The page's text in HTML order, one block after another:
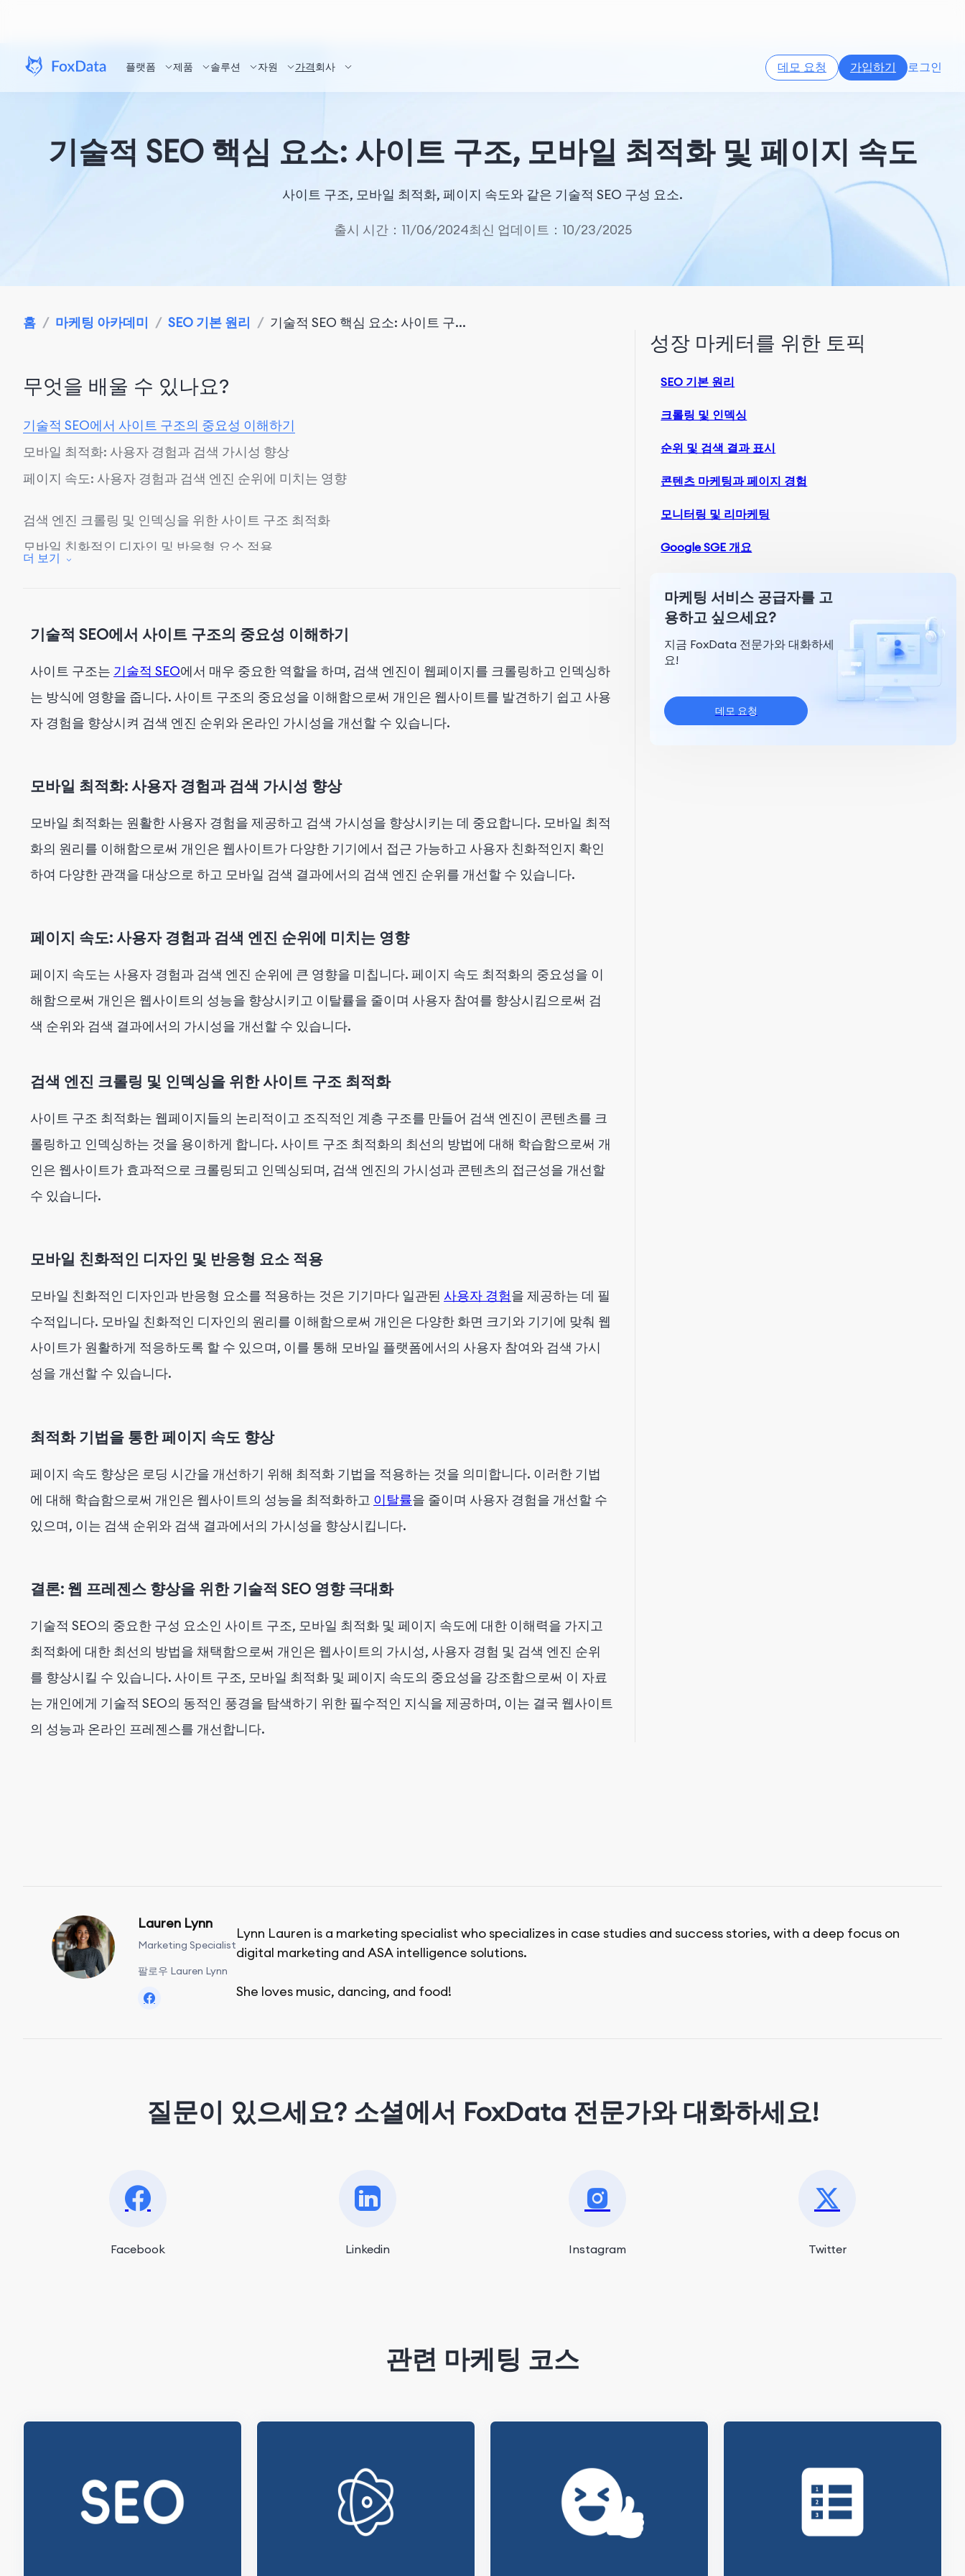
플랫폼 제품 솔루션 자원 가격회사 데모 요청 가입하기 로그인
기술적 SEO 핵심 요소: 사이트 구조, 모바일 최적화 및 페이지 속도
사이트 구조, 모바일 최적화, 페이지 속도와 같은 기술적 SEO 구성 요소.
출시 시간：11/06/2024최신 업데이트：10/23/2025
홈 / 마케팅 아카데미 / SEO 기본 원리 / 기술적 SEO 핵심 요소: 사이트 구...
무엇을 배울 수 있나요?
기술적 SEO에서 사이트 구조의 중요성 이해하기
모바일 최적화: 사용자 경험과 검색 가시성 향상
페이지 속도: 사용자 경험과 검색 엔진 순위에 미치는 영향
검색 엔진 크롤링 및 인덱싱을 위한 사이트 구조 최적화
모바일 친화적인 디자인 및 반응형 요소 적용
더 보기
기술적 SEO에서 사이트 구조의 중요성 이해하기
사이트 구조는 기술적 SEO에서 매우 중요한 역할을 하며, 검색 엔진이 웹페이지를 크롤링하고 인덱싱하
는 방식에 영향을 줍니다. 사이트 구조의 중요성을 이해함으로써 개인은 웹사이트를 발견하기 쉽고 사용
자 경험을 향상시켜 검색 엔진 순위와 온라인 가시성을 개선할 수 있습니다.
모바일 최적화: 사용자 경험과 검색 가시성 향상
모바일 최적화는 원활한 사용자 경험을 제공하고 검색 가시성을 향상시키는 데 중요합니다. 모바일 최적
화의 원리를 이해함으로써 개인은 웹사이트가 다양한 기기에서 접근 가능하고 사용자 친화적인지 확인
하여 다양한 관객을 대상으로 하고 모바일 검색 결과에서의 검색 엔진 순위를 개선할 수 있습니다.
페이지 속도: 사용자 경험과 검색 엔진 순위에 미치는 영향
페이지 속도는 사용자 경험과 검색 엔진 순위에 큰 영향을 미칩니다. 페이지 속도 최적화의 중요성을 이
해함으로써 개인은 웹사이트의 성능을 향상시키고 이탈률을 줄이며 사용자 참여를 향상시킴으로써 검
색 순위와 검색 결과에서의 가시성을 개선할 수 있습니다.
검색 엔진 크롤링 및 인덱싱을 위한 사이트 구조 최적화
사이트 구조 최적화는 웹페이지들의 논리적이고 조직적인 계층 구조를 만들어 검색 엔진이 콘텐츠를 크
롤링하고 인덱싱하는 것을 용이하게 합니다. 사이트 구조 최적화의 최선의 방법에 대해 학습함으로써 개
인은 웹사이트가 효과적으로 크롤링되고 인덱싱되며, 검색 엔진의 가시성과 콘텐츠의 접근성을 개선할
수 있습니다.
모바일 친화적인 디자인 및 반응형 요소 적용
모바일 친화적인 디자인과 반응형 요소를 적용하는 것은 기기마다 일관된 사용자 경험을 제공하는 데 필
수적입니다. 모바일 친화적인 디자인의 원리를 이해함으로써 개인은 다양한 화면 크기와 기기에 맞춰 웹
사이트가 원활하게 적응하도록 할 수 있으며, 이를 통해 모바일 플랫폼에서의 사용자 참여와 검색 가시
성을 개선할 수 있습니다.
최적화 기법을 통한 페이지 속도 향상
페이지 속도 향상은 로딩 시간을 개선하기 위해 최적화 기법을 적용하는 것을 의미합니다. 이러한 기법
에 대해 학습함으로써 개인은 웹사이트의 성능을 최적화하고 이탈률을 줄이며 사용자 경험을 개선할 수
있으며, 이는 검색 순위와 검색 결과에서의 가시성을 향상시킵니다.
결론: 웹 프레젠스 향상을 위한 기술적 SEO 영향 극대화
기술적 SEO의 중요한 구성 요소인 사이트 구조, 모바일 최적화 및 페이지 속도에 대한 이해력을 가지고
최적화에 대한 최선의 방법을 채택함으로써 개인은 웹사이트의 가시성, 사용자 경험 및 검색 엔진 순위
를 향상시킬 수 있습니다. 사이트 구조, 모바일 최적화 및 페이지 속도의 중요성을 강조함으로써 이 자료
는 개인에게 기술적 SEO의 동적인 풍경을 탐색하기 위한 필수적인 지식을 제공하며, 이는 결국 웹사이트
의 성능과 온라인 프레젠스를 개선합니다.
성장 마케터를 위한 토픽
SEO 기본 원리
크롤링 및 인덱싱
순위 및 검색 결과 표시
콘텐츠 마케팅과 페이지 경험
모니터링 및 리마케팅
Google SGE 개요
마케팅 서비스 공급자를 고
용하고 싶으세요?
지금 FoxData 전문가와 대화하세
요!
데모 요청
Lauren Lynn
Marketing Specialist
팔로우 Lauren Lynn
Lynn Lauren is a marketing specialist who specializes in case studies and success stories, with a deep focus on
digital marketing and ASA intelligence solutions.
She loves music, dancing, and food!
질문이 있으세요? 소셜에서 FoxData 전문가와 대화하세요!
Facebook Linkedin Instagram Twitter
관련 마케팅 코스